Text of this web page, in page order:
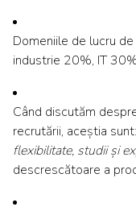
Domeniile de lucru
industrie 20%, IT
Când discutăm
recrutării, aceștia sunt:
flexibilitate, studii și
descrescătoare a